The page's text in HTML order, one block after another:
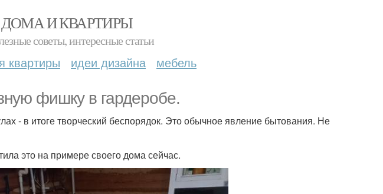
ДОМА И КВАРТИРЫ
советы, интересные статьи
квартиры идеи дизайна мебель
фишку в гардеробе.
- в итоге творческий беспорядок. Это обычное явление бытования. Не
это на примере своего дома сейчас.